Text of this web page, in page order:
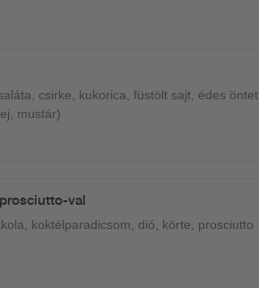
csirke, kukorica, füstölt sajt, édes öntet
mustár)
val
koktélparadicsom, dió, körte, prosciutto